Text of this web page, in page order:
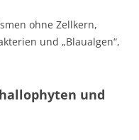
ohne Zellkern,
und „Blaualgen“,
und